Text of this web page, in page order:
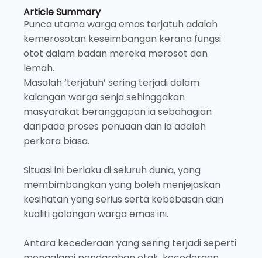
Article Summary
Punca utama warga emas terjatuh adalah
kemerosotan keseimbangan kerana fungsi
otot dalam badan mereka merosot dan
lemah.
Masalah ‘terjatuh’ sering terjadi dalam
kalangan warga senja sehinggakan
masyarakat beranggapan ia sebahagian
daripada proses penuaan dan ia adalah
perkara biasa.
Situasi ini berlaku di seluruh dunia, yang
membimbangkan yang boleh menjejaskan
kesihatan yang serius serta kebebasan dan
kualiti golongan warga emas ini.
Antara kecederaan yang sering terjadi seperti